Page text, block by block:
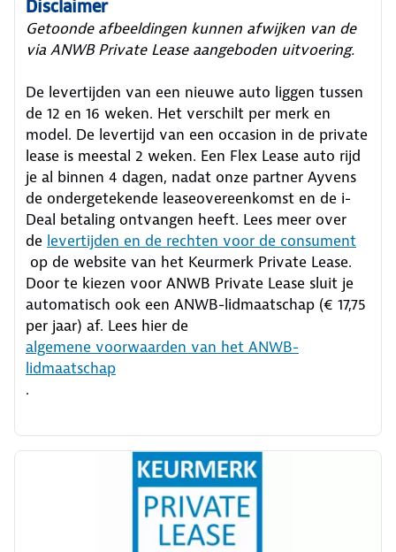
Disclaimer
Getoonde afbeeldingen kunnen afwijken van de
via ANWB Private Lease aangeboden uitvoering.
De levertijden van een nieuwe auto liggen tussen
de 12 en 16 weken. Het verschilt per merk en
model. De levertijd van een occasion in de private
lease is meestal 2 weken. Een Flex Lease auto rijd
je al binnen 4 dagen, nadat onze partner Ayvens
de ondergetekende leaseovereenkomst en de i-
Deal betaling ontvangen heeft. Lees meer over
de levertijden en de rechten voor de consument
op de website van het Keurmerk Private Lease.
Door te kiezen voor ANWB Private Lease sluit je
automatisch ook een ANWB-lidmaatschap (€ 17,75
per jaar) af. Lees hier de
algemene voorwaarden van het ANWB-
lidmaatschap
.